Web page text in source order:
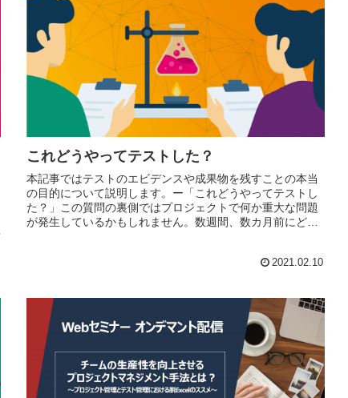
これどうやってテストした？
本記事ではテストのエビデンスや成果物を残すことの本当
の目的について説明します。ー「これどうやってテストし
た？」この質問の裏側ではプロジェクトで何か重大な問題
が発生しているかもしれません。数週間、数カ月前にどん
2021.02.10